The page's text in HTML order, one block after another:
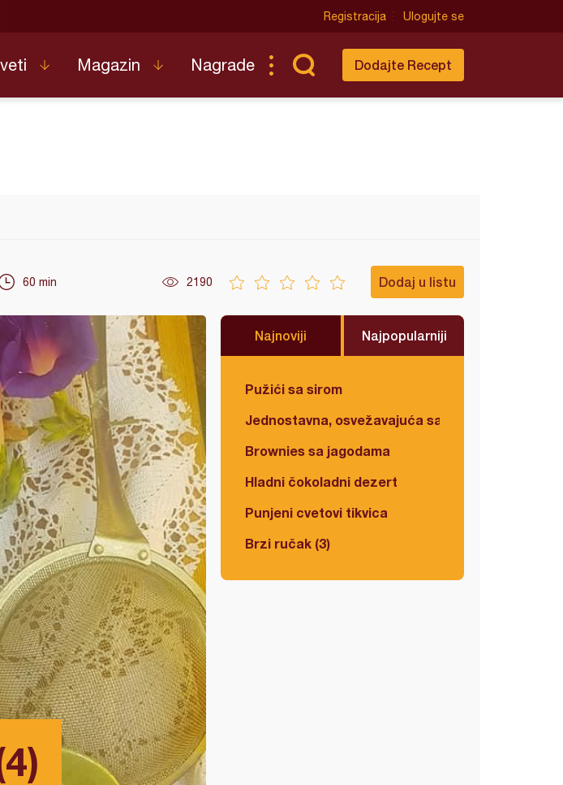
Registracija Ulogujte se
Magazin Nagrade Dodajte Recept
60 min 2190 Dodaj u listu
Najnoviji Najpopularniji
Pužići sa sirom
Jednostavna, osvežavajuća salata
Brownies sa jagodama
Hladni čokoladni dezert
Punjeni cvetovi tikvica
Brzi ručak (3)